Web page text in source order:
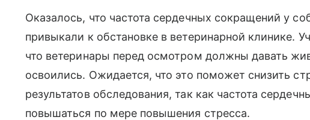
Оказалось, что частота сердечных сокращений у
привыкали к обстановке в ветеринарной клинике.
что ветеринары перед осмотром должны давать
освоились. Ожидается, что это поможет снизить
результатов обследования, так как частота
повышаться по мере повышения стресса.